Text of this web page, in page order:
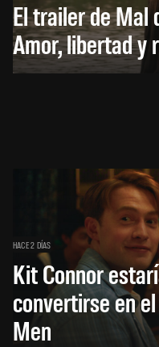
El trailer de Mal
Amor, libertad y
HACE 2 DÍAS
Kit Connor
convertirse en
Men